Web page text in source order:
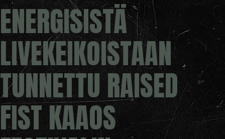
ENERGISISTÄ
LIVEKEIKOISTAAN
TUNNETTU RAISED
FIST KAAOS